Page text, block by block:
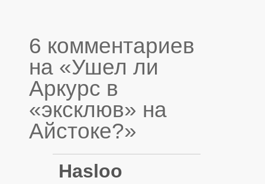
6 комментариев
на «Ушел ли
Аркурс в
«эксклюв» на
Айстоке?»
Hasloo